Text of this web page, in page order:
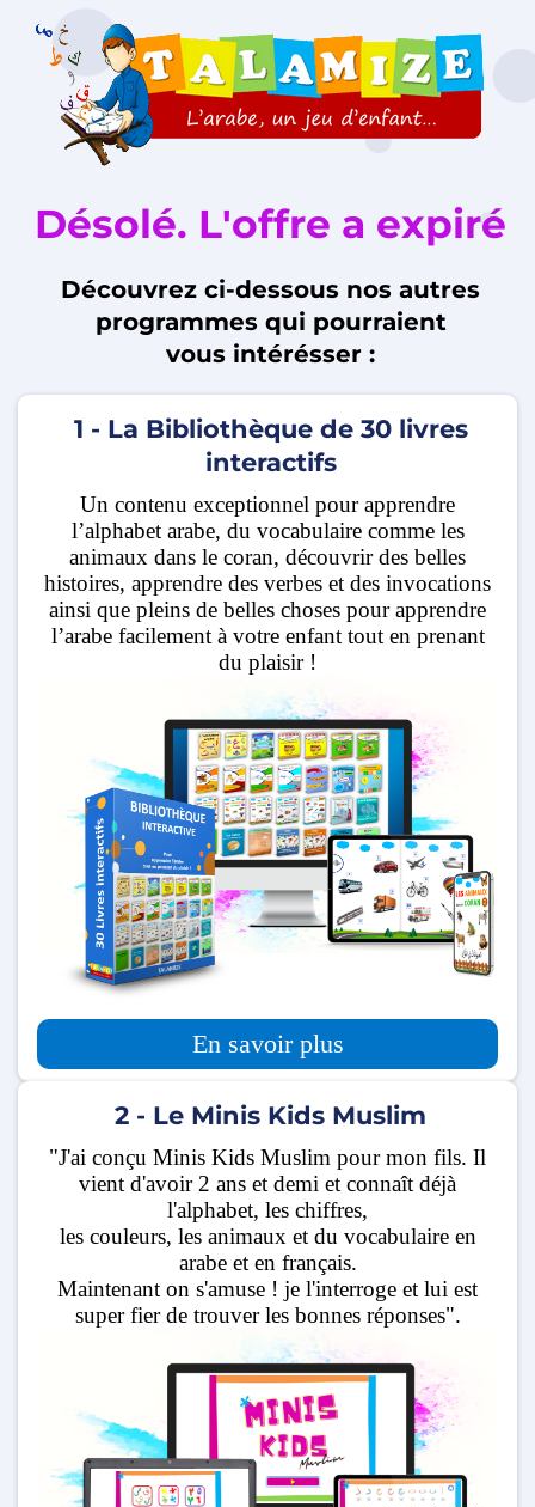
Désolé. L'offre a expiré
Découvrez ci-dessous nos autres
programmes qui pourraient
vous intérésser :
1 - La Bibliothèque de 30 livres
interactifs
Un contenu exceptionnel pour apprendre
l’alphabet arabe, du vocabulaire comme les
animaux dans le coran, découvrir des belles
histoires, apprendre des verbes et des invocations
ainsi que pleins de belles choses pour apprendre
l’arabe facilement à votre enfant tout en prenant
du plaisir !
En savoir plus
2 - Le Minis Kids Muslim
"J'ai conçu Minis Kids Muslim pour mon fils. Il
vient d'avoir 2 ans et demi et connaît déjà
l'alphabet, les chiffres,
les couleurs, les animaux et du vocabulaire en
arabe et en français.
Maintenant on s'amuse ! je l'interroge et lui est
super fier de trouver les bonnes réponses".